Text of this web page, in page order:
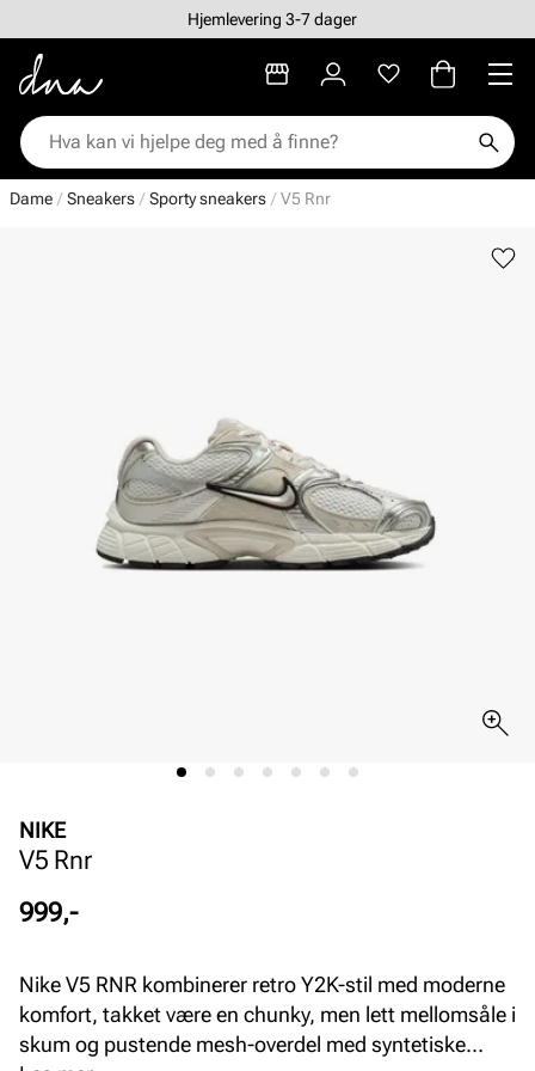
Hjemlevering 3-7 dager
Dame Sneakers Sporty sneakers V5 Rnr
NIKE
V5 Rnr
Pris
999,-
Nike V5 RNR kombinerer retro Y2K-stil med moderne
komfort, takket være en chunky, men lett mellomsåle i
skum og pustende mesh-overdel med syntetiske